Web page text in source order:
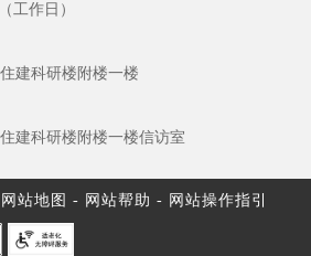
工作日）
建科研楼附楼一楼
建科研楼附楼一楼信访室
网站地图 - 网站帮助 - 网站操作指引